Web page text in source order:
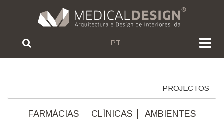
PT
PROJECTOS
FARMÁCIAS CLÍNICAS AMBIENTES